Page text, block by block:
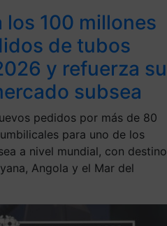
los 100 millones
de tubos
y refuerza su
subsea
pedidos por más de 80
para uno de los
a nivel mundial, con destino
Angola y el Mar del